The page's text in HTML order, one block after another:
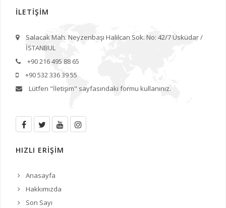
İLETİŞİM
Salacak Mah. Neyzenbaşı Halilcan Sok. No: 42/7 Üsküdar /
İSTANBUL
+90 216 495 88 65
+90 532 336 39 55
Lütfen "İletişim" sayfasındaki formu kullanınız.
HIZLI ERİŞİM
Anasayfa
Hakkımızda
Son Sayı